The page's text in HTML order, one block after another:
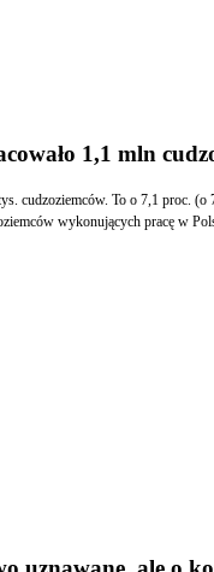
1,1 mln
cudzoziemców. To o 7,1 proc.
wykonujących pracę w